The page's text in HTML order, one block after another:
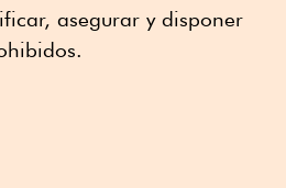
asegurar y disponer